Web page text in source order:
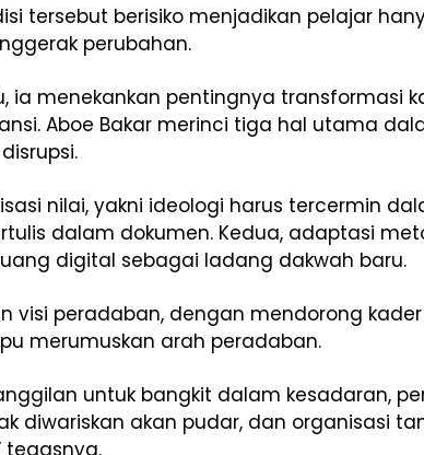
tersebut berisiko menjadikan pelajar
perubahan.
ia menekankan pentingnya transformasi
Aboe Bakar merinci tiga hal utama
nilai, yakni ideologi harus tercermin
dalam dokumen. Kedua, adaptasi
digital sebagai ladang dakwah baru.
visi peradaban, dengan mendorong kader
merumuskan arah peradaban.
untuk bangkit dalam kesadaran,
diwariskan akan pudar, dan organisasi
tegasnya.